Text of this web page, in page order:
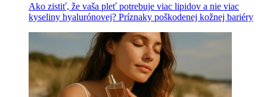
Ako zistiť, že vaša pleť potrebuje viac lipidov a nie viac
kyseliny hyalurónovej? Príznaky poškodenej kožnej bariéry